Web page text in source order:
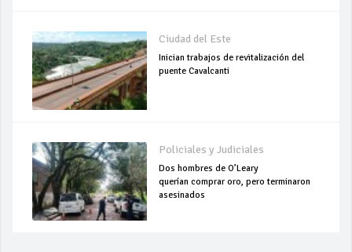
Ciudad del Este
Inician trabajos de revitalización del
puente Cavalcanti
Policiales y Judiciales
Dos hombres de O’Leary
querían comprar oro, pero terminaron
asesinados